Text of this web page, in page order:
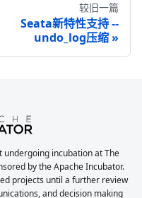
较旧一篇
Seata新特性支持 --
undo_log压缩
incubation at The
by the Apache Incubator.
projects until a further review
and decision making